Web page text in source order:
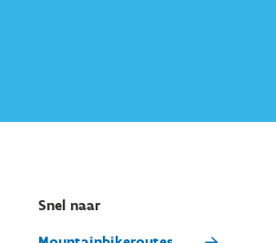
Snel naar